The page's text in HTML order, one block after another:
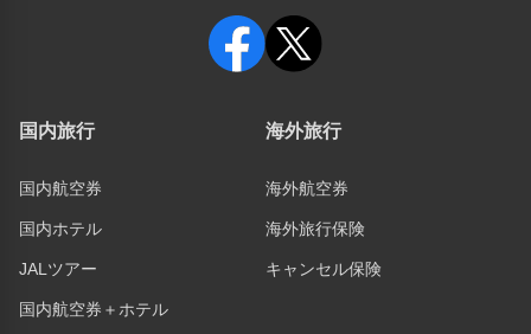
国内旅行
国内航空券
国内ホテル
JALツアー
国内航空券＋ホテル
海外旅行
海外航空券
海外旅行保険
キャンセル保険